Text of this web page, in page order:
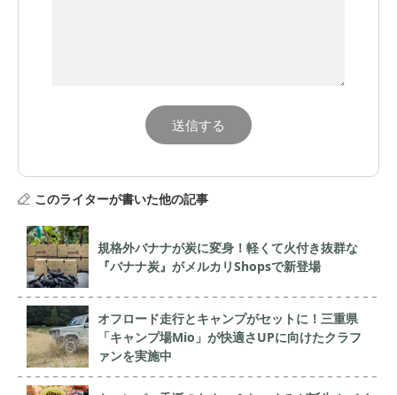
このライターが書いた他の記事
規格外バナナが炭に変身！軽くて火付き抜群な
『バナナ炭』がメルカリShopsで新登場
オフロード走行とキャンプがセットに！三重県
「キャンプ場Mio」が快適さUPに向けたクラフ
ァンを実施中